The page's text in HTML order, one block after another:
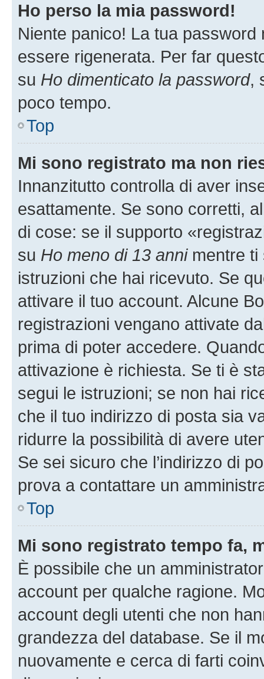
Ho perso la mia password!
Niente panico! La tua
essere rigenerata. Per far
su Ho dimenticato la password,
poco tempo.
Top
Mi sono registrato ma non
Innanzitutto controlla di aver
esattamente. Se sono corretti,
di cose: se il supporto
su Ho meno di 13 annimentre ti
istruzioni che hai ricevuto. Se
attivare il tuo account. Alcune
registrazioni vengano attivate
prima di poter accedere.
attivazione è richiesta. Se ti è
segui le istruzioni; se non hai
che il tuo indirizzo di posta sia
ridurre la possibilità di avere
Se sei sicuro che l’indirizzo di
prova a contattare un
Top
Mi sono registrato tempo fa,
È possibile che un
account per qualche ragione.
account degli utenti che non
grandezza del database. Se il
nuovamente e cerca di farti